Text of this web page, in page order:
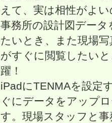
えて、実は相性がよい
事務所の設計図デー
たいとき、また現場
がすぐに閲覧したい
躍！
iPadにTENMAを設定
ぐにデータをアップ
す。現場スタッフと